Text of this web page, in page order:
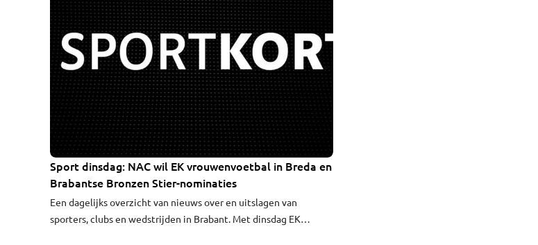
Sport dinsdag: NAC wil EK vrouwenvoetbal in Breda en
Brabantse Bronzen Stier-nominaties
Een dagelijks overzicht van nieuws over en uitslagen van
sporters, clubs en wedstrijden in Brabant. Met dinsdag EK